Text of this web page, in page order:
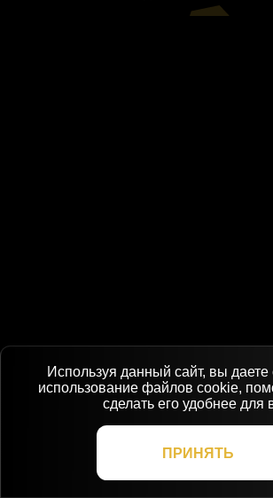
Используя данный сайт, вы даете
использование файлов cookie,
сделать его удобнее для
ПРИНЯТЬ